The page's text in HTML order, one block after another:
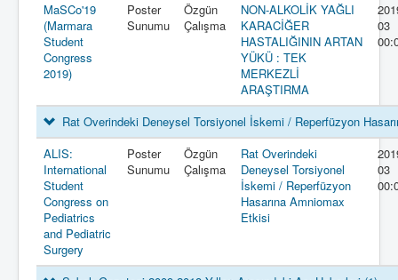
MaSCo'19
(Marmara
Student
Congress
2019)
Poster
Sunumu
Özgün
Çalışma
NON-ALKOLİK YAĞLI
KARACİĞER
HASTALIĞININ ARTAN
YÜKÜ : TEK
MERKEZLİ
ARAŞTIRMA
03
Rat Overindeki Deneysel Torsiyonel İskemi / Reperfüzyon
ALIS:
International
Student
Congress on
Pediatrics
and Pediatric
Surgery
Poster
Sunumu
Özgün
Çalışma
Rat Overindeki
Deneysel Torsiyonel
İskemi / Reperfüzyon
Hasarına Amniomax
Etkisi
03